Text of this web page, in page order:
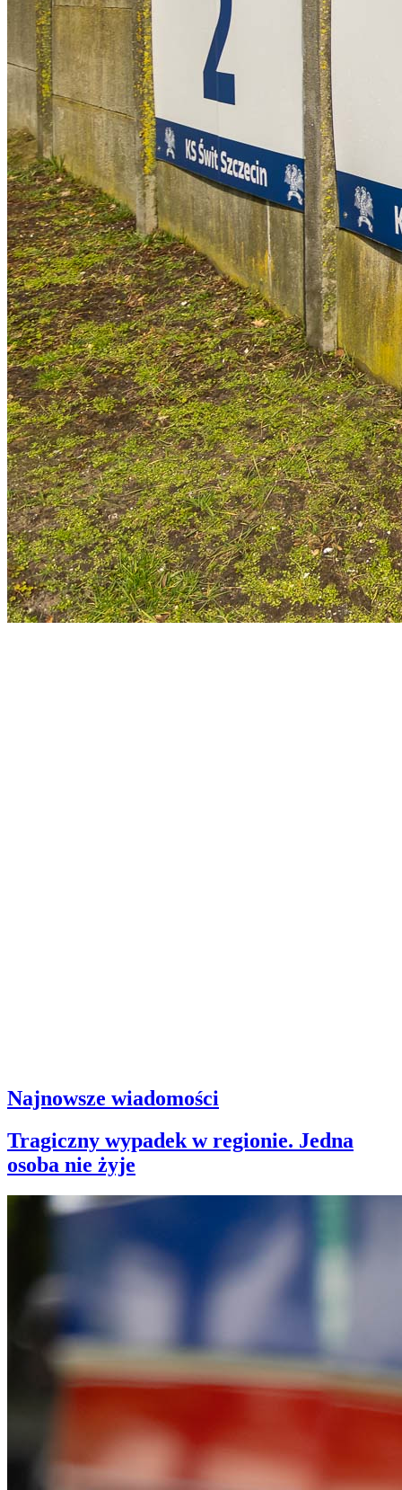
Najnowsze wiadomości
Tragiczny wypadek w regionie. Jedna
osoba nie żyje